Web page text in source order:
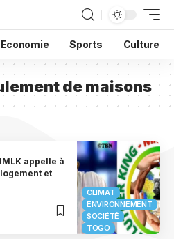
Economie Sports Culture
de maisons
CLIMAT
ENVIRONNEMENT
SOCIÉTÉ
TOGO
appelle à
et